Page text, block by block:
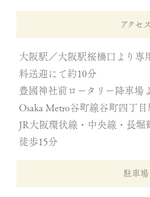
アクセス
大阪駅／大阪駅桜橋口より専
料送迎にて約10分
豊國神社前ロータリー降車場
Osaka Metro谷町線谷町四丁
JR大阪環状線・中央線・長堀
徒歩15分
駐車場